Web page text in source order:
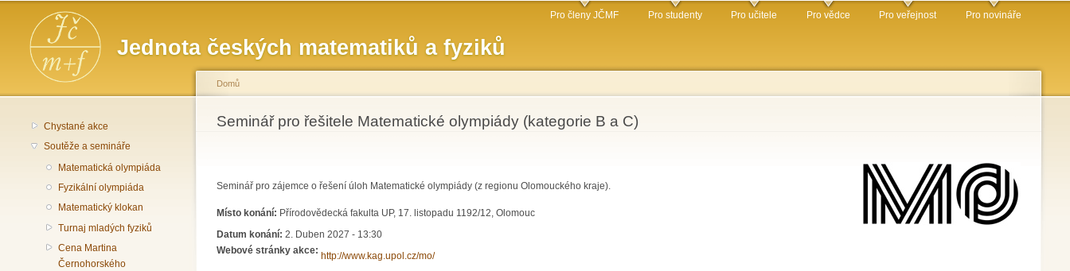
obsahu
Jednota českých matematiků a fyziků
Hlavní menu Pro členy JČMF Pro studenty Pro učitele Pro vědce Pro veřejnost Pro novináře
Chystané akce
Soutěže a semináře
Matematická olympiáda
Fyzikální olympiáda
Matematický klokan
Turnaj mladých fyziků
Cena Martina
Černohorského
Jste zde
Domů
Seminář pro řešitele Matematické olympiády (kategorie B a C)
Seminář pro zájemce o řešení úloh Matematické olympiády (z regionu Olomouckého kraje).
Místo konání: Přírodovědecká fakulta UP, 17. listopadu 1192/12, Olomouc
Datum konání: 2. Duben 2027 - 13:30
Webové stránky akce:
http://www.kag.upol.cz/mo/